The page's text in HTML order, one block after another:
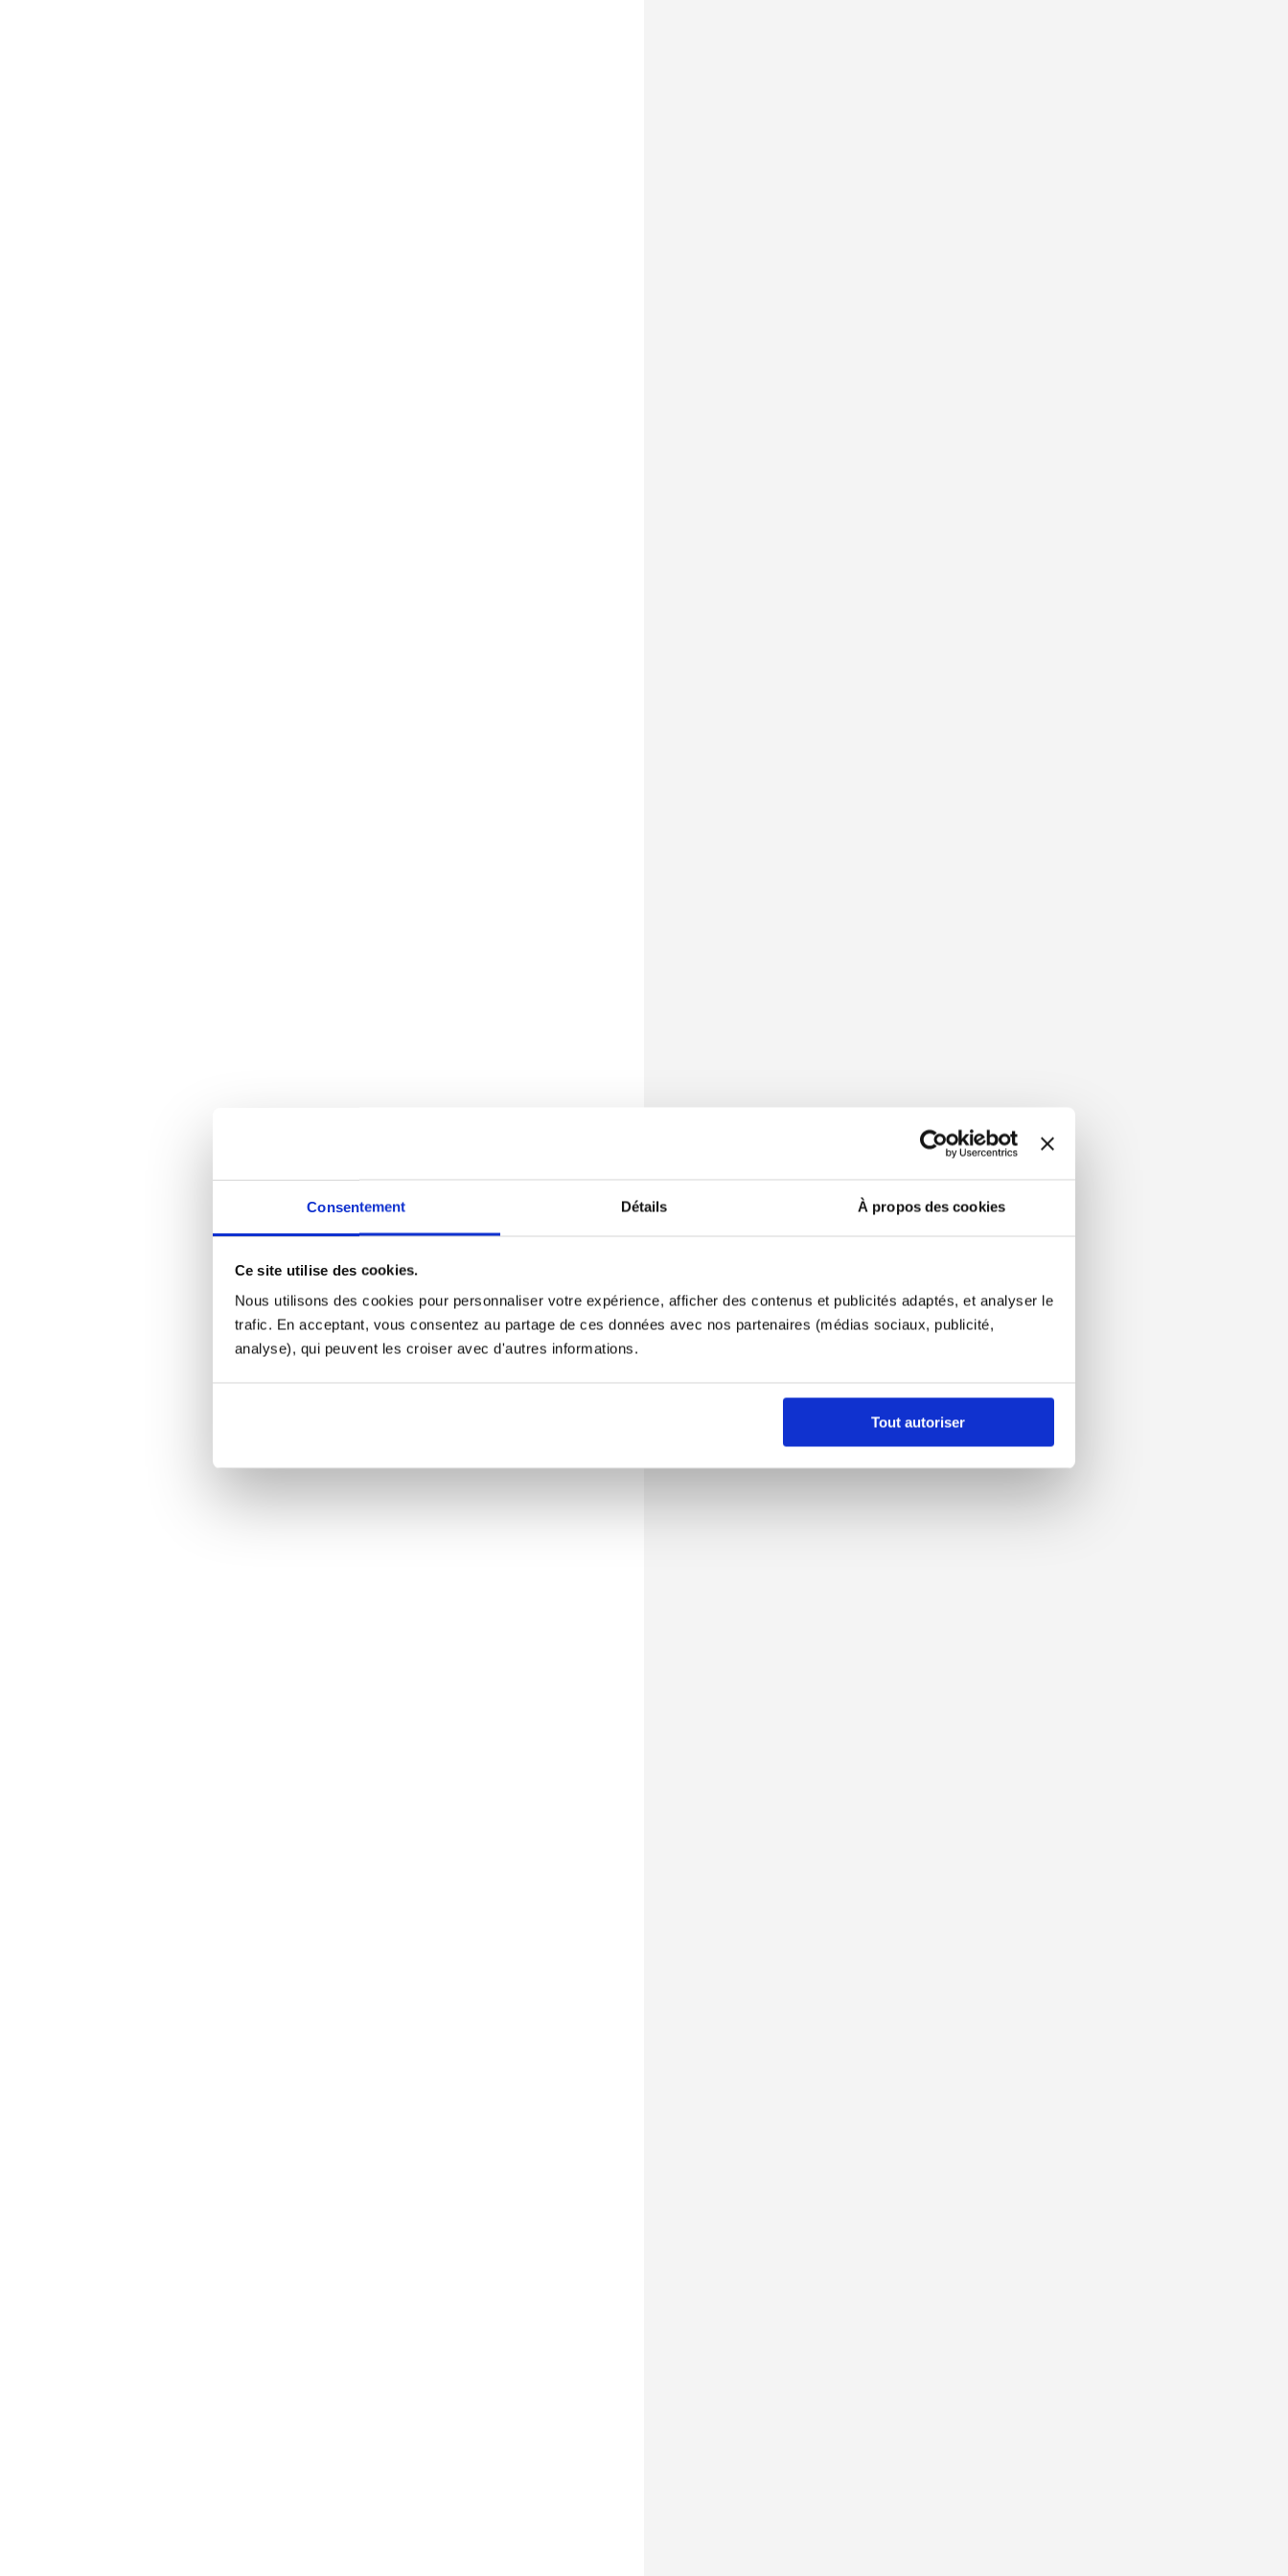
Consentement Détails À propos des cookies
Ce site utilise des cookies.
Nous utilisons des cookies pour personnaliser votre expérience, afficher des contenus et publicités adaptés, et analyser le
trafic. En acceptant, vous consentez au partage de ces données avec nos partenaires (médias sociaux, publicité,
analyse), qui peuvent les croiser avec d'autres informations.
Tout autoriser